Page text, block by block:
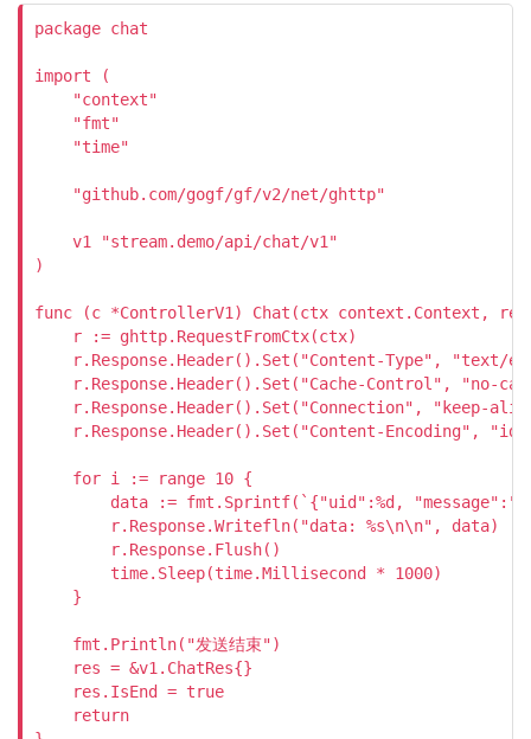
package chat
import (
    "context"
    "fmt"
    "time"
    "github.com/gogf/gf/v2/net/ghttp"
    v1 "stream.demo/api/chat/v1"
)
func (c *ControllerV1) Chat(ctx context.Context,
    r := ghttp.RequestFromCtx(ctx)
r.Response.Header().Set("Content-Type", "text/
r.Response.Header().Set("Cache-Control", "no-
r.Response.Header().Set("Connection", "keep-
r.Response.Header().Set("Content-Encoding",
    for i := range 10 {
data := fmt.Sprintf(`{"uid":%d,
        r.Response.Writefln("data: %s\n\n", data)
        r.Response.Flush()
        time.Sleep(time.Millisecond * 1000)
    }
    fmt.Println("发送结束")
    res = &v1.ChatRes{}
    res.IsEnd = true
    return